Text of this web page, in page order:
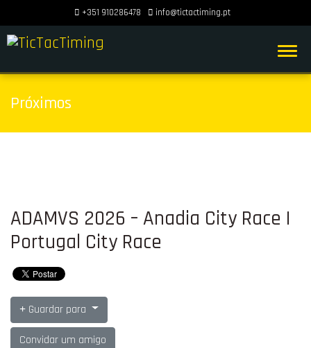
+351 910286478 info@tictactiming.pt
Próximos
ADAMVS 2026 – Anadia City Race |
Portugal City Race
Guardar para
Convidar um amigo